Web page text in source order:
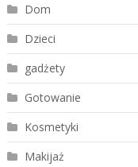
Dom
Dzieci
gadżety
Gotowanie
Kosmetyki
Makijaż